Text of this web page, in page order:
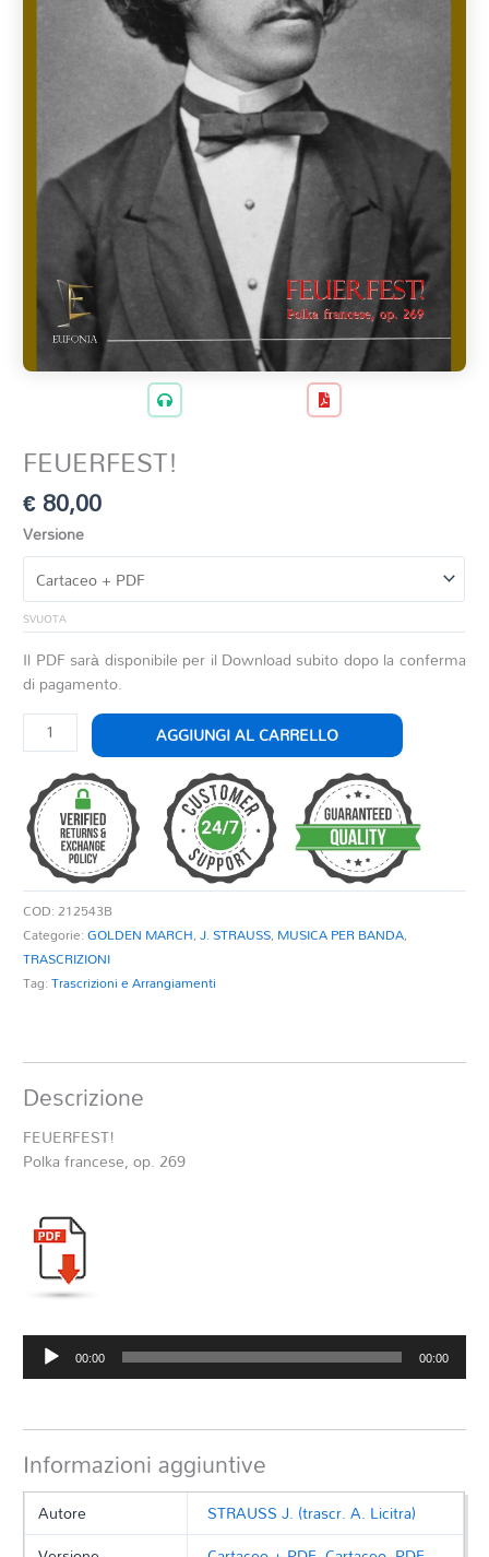
FEUERFEST!
€80,00
Versione
SVUOTA
Il PDF sarà disponibile per il Download subito dopo la conferma
di pagamento.
FEUERFEST!
quantità
AGGIUNGI AL CARRELLO
COD:212543B
Categorie:GOLDEN MARCH,J. STRAUSS, MUSICA PER BANDA,
TRASCRIZIONI
Tag:Trascrizioni e Arrangiamenti
Descrizione
FEUERFEST!
Polka francese, op. 269
Audio
Player
00:00 00:00
Informazioni aggiuntive
Autore
STRAUSS J. (trascr. A. Licitra)